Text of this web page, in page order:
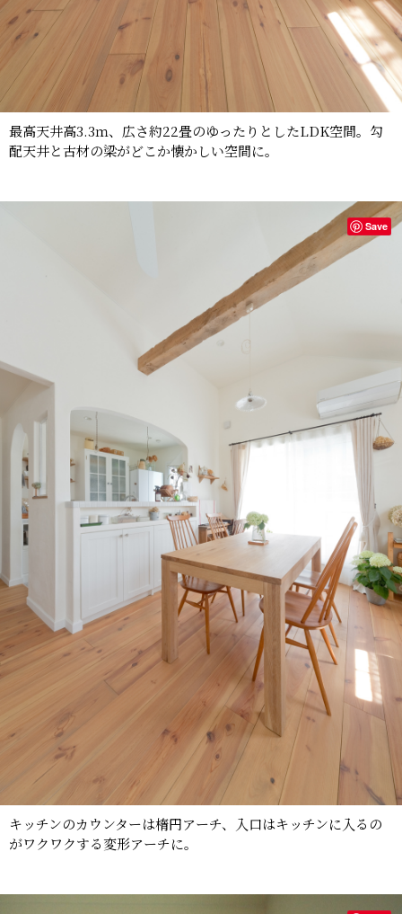
最高天井高3.3ｍ、広さ約22畳のゆったりとしたLDK空間。勾
配天井と古材の梁がどこか懐かしい空間に。
キッチンのカウンターは楕円アーチ、入口はキッチンに入るの
がワクワクする変形アーチに。
Save